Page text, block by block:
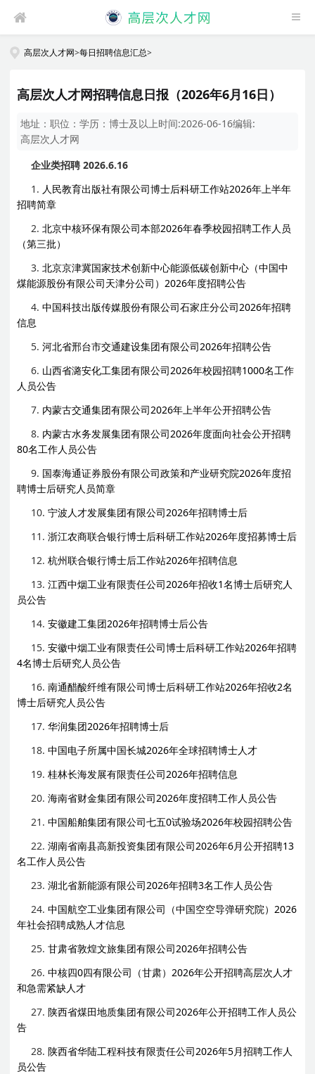
高层次人才网>每日招聘信息汇总>
高层次人才网招聘信息日报（2026年6月16日）
地址：职位：学历：博士及以上时间:2026-06-16编辑:
高层次人才网
企业类招聘 2026.6.16
1. 人民教育出版社有限公司博士后科研工作站2026年上半年
招聘简章
2.北京中核环保有限公司本部2026年春季校园招聘工作人员
（第三批）
3.北京京津冀国家技术创新中心能源低碳创新中心（中国中
煤能源股份有限公司天津分公司）2026年度招聘公告
4.中国科技出版传媒股份有限公司石家庄分公司2026年招聘
信息
5.河北省邢台市交通建设集团有限公司2026年招聘公告
6. 山西省潞安化工集团有限公司2026年校园招聘1000名工作
人员公告
7. 内蒙古交通集团有限公司2026年上半年公开招聘公告
8. 内蒙古水务发展集团有限公司2026年度面向社会公开招聘
80名工作人员公告
9. 国泰海通证券股份有限公司政策和产业研究院2026年度招
聘博士后研究人员简章
10.宁波人才发展集团有限公司2026年招聘博士后
11.浙江农商联合银行博士后科研工作站2026年度招募博士后
12.杭州联合银行博士后工作站2026年招聘信息
13.江西中烟工业有限责任公司2026年招收1名博士后研究人
员公告
14.安徽建工集团2026年招聘博士后公告
15.安徽中烟工业有限责任公司博士后科研工作站2026年招聘
4名博士后研究人员公告
16.南通醋酸纤维有限公司博士后科研工作站2026年招收2名
博士后研究人员公告
17.华润集团2026年招聘博士后
18.中国电子所属中国长城2026年全球招聘博士人才
19.桂林长海发展有限责任公司2026年招聘信息
20.海南省财金集团有限公司2026年度招聘工作人员公告
21.中国船舶集团有限公司七五0试验场2026年校园招聘公告
22.湖南省南县高新投资集团有限公司2026年6月公开招聘13
名工作人员公告
23.湖北省新能源有限公司2026年招聘3名工作人员公告
24.中国航空工业集团有限公司（中国空空导弹研究院）2026
年社会招聘成熟人才信息
25.甘肃省敦煌文旅集团有限公司2026年招聘公告
26.中核四0四有限公司（甘肃）2026年公开招聘高层次人才
和急需紧缺人才
27.陕西省煤田地质集团有限公司2026年公开招聘工作人员公
告
28.陕西省华陆工程科技有限责任公司2026年5月招聘工作人
员公告